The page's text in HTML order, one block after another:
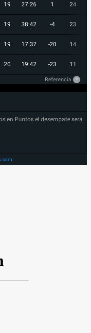
19 27:26 1 24
19 38:42 -4 23
19 17:37 -20 14
20 19:42 -23 11
Referencia ?
en Puntos el desempate será